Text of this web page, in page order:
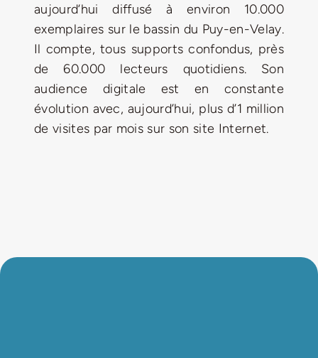
aujourd’hui diffusé à environ 10.000
exemplaires sur le bassin du Puy-en-Velay.
Il compte, tous supports confondus, près
de 60.000 lecteurs quotidiens. Son
audience digitale est en constante
évolution avec, aujourd’hui, plus d’1 million
de visites par mois sur son site Internet.